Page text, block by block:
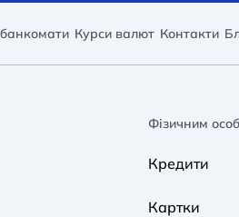
Курси валют Контакти
Фізичним
Кредити
Картки